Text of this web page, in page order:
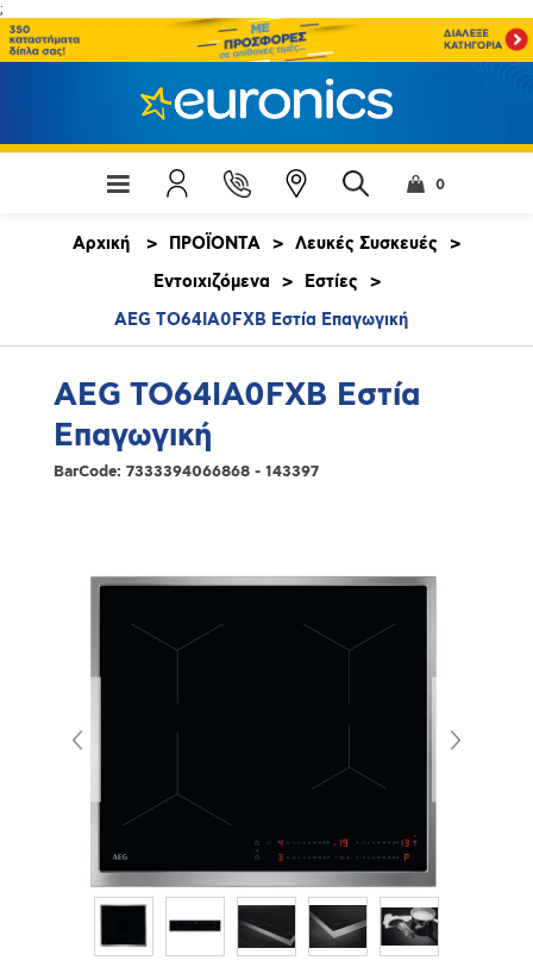
;
0
Αρχική > ΠΡΟΪΟΝΤΑ > Λευκές Συσκευές
>
Εντοιχιζόμενα
> Εστίες
>
AEG TO64IA0FXB Εστία Επαγωγική
AEG TO64IA0FXB Εστία
Επαγωγική
BarCode: 7333394066868 - 143397